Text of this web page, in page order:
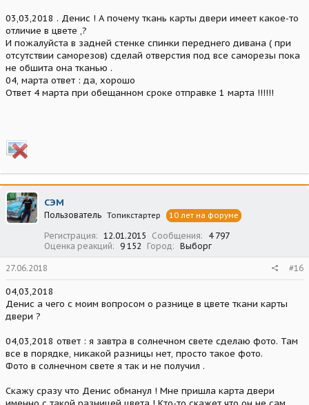
03,03,2018 . Денис ! А почему ткань карты двери имеет какое-то
отличие в цвете ,?
И пожалуйста в задней стенке спинки переднего дивана ( при
отсутствии саморезов) сделай отверстия под все саморезы пока
не обшита она тканью .
04, марта ответ : да, хорошо
Ответ 4 марта при обещанном сроке отправке 1 марта !!!!!!
СЭМ
Пользователь Топикстартер 10 лет на форуме
Регистрация 12.01.2015 Сообщения
4 797
Оценка реакций
9 152 Город Выборг
27.06.2018 #16
04,03,2018
Денис а чего с моим вопросом о разнице в цвете ткани карты
двери ?
04,03,2018 ответ : я завтра в солнечном свете сделаю фото. Там
все в порядке, никакой разницы нет, просто такое фото.
Фото в солнечном свете я так и не получил .
Скажу сразу что Денис обманул ! Мне пришла карта двери